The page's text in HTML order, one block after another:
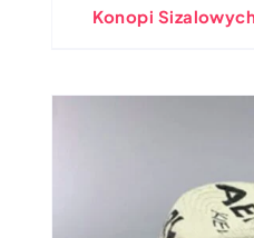
Konopi